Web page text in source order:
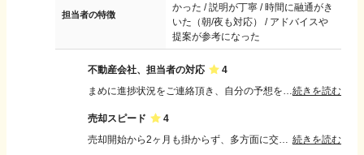
担当者の特徴
かった / 説明が丁寧 / 時間に融通がき
いた（朝/夜も対応） / アドバイスや
提案が参考になった
不動産会社、担当者の対応
4
続きを読む
売却スピード
4
続きを読む